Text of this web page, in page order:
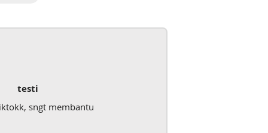
testi
sngt membantu